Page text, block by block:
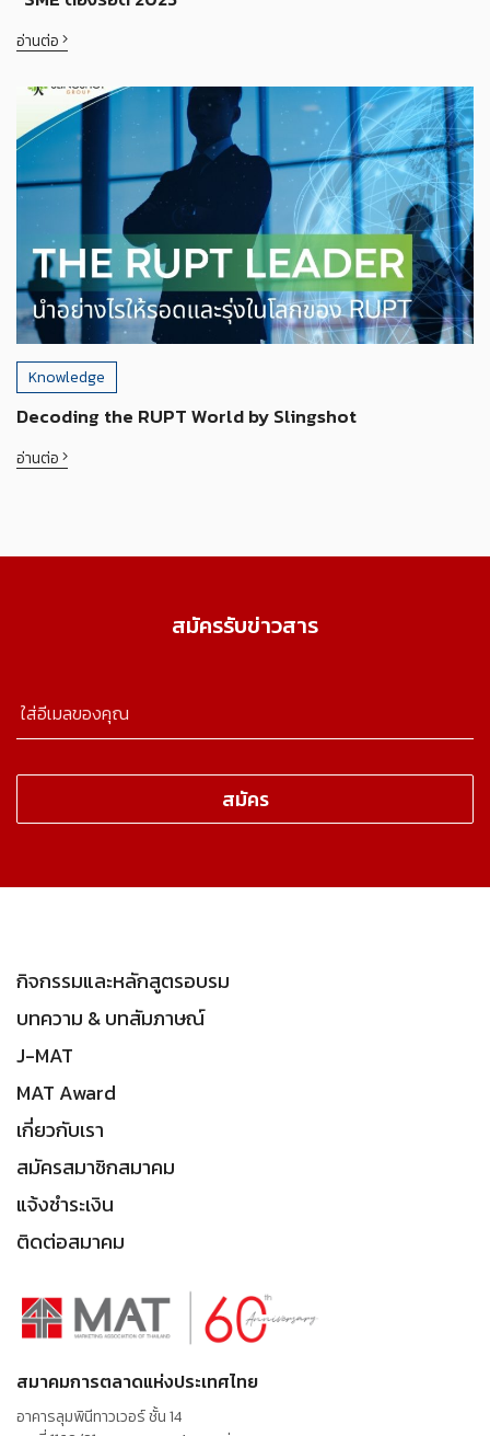
อ่านต่อ
Knowledge
Decoding the RUPT World by Slingshot
อ่านต่อ
สมัครรับข่าวสาร
กิจกรรมและหลักสูตรอบรม
บทความ & บทสัมภาษณ์
J-MAT
MAT Award
เกี่ยวกับเรา
สมัครสมาชิกสมาคม
แจ้งชำระเงิน
ติดต่อสมาคม
สมาคมการตลาดแห่งประเทศไทย
อาคารลุมพินีทาวเวอร์ ชั้น 14